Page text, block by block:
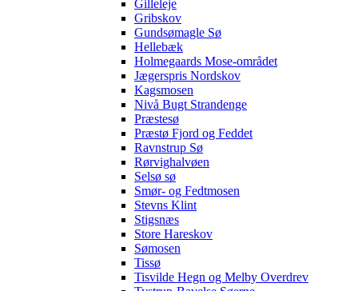
Gilleleje
Gribskov
Gundsømagle Sø
Hellebæk
Holmegaards Mose-området
Jægerspris Nordskov
Kagsmosen
Nivå Bugt Strandenge
Præstesø
Præstø Fjord og Feddet
Ravnstrup Sø
Rørvighalvøen
Selsø sø
Smør- og Fedtmosen
Stevns Klint
Stigsnæs
Store Hareskov
Sømosen
Tissø
Tisvilde Hegn og Melby Overdrev